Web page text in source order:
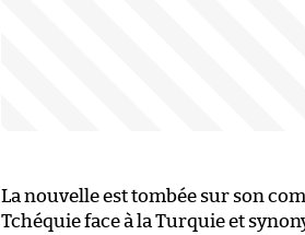
La nouvelle est tombée sur son
Tchéquie face à la Turquie et